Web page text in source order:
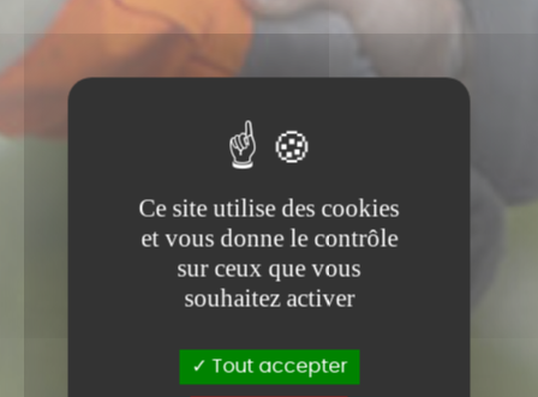
Ce site utilise des cookies
et vous donne le contrôle
sur ceux que vous
souhaitez activer
Tout accepter